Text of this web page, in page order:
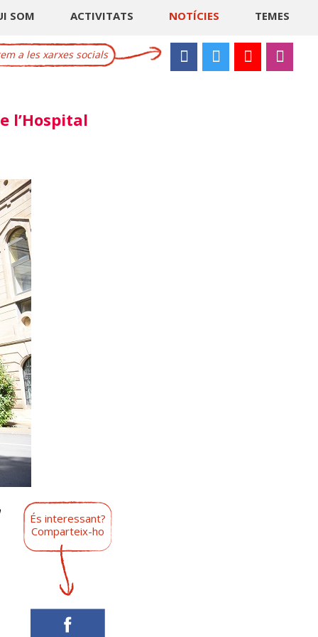
SOM ACTIVITATS NOTÍCIES TEMES
a les xarxes socials
l’Hospital
És interessant?
Comparteix-ho